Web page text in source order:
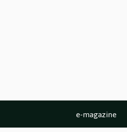
e-magazine